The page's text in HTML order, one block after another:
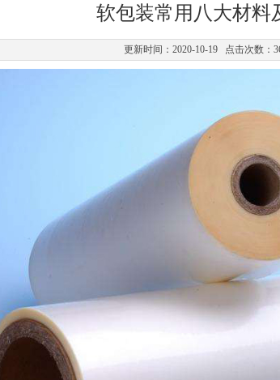
软包装常用八大材料
更新时间：2020-10-19 点击次数：